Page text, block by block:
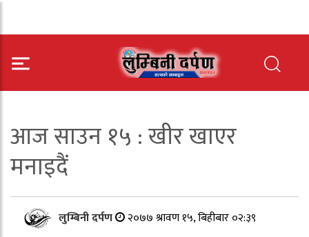
आज साउन १५ : खीर खाएर
मनाइदैं
लुम्बिनी दर्पण २०७७ श्रावण १५, बिहीबार ०२:३९